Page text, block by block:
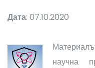
Дата: 07.10.2020
научна